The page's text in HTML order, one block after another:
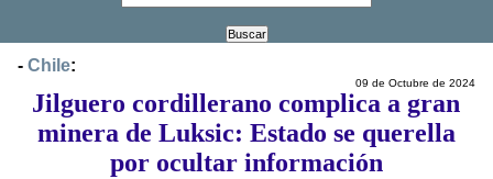
- Chile:
09 de Octubre de 2024
Jilguero cordillerano complica a gran
minera de Luksic: Estado se querella
por ocultar información